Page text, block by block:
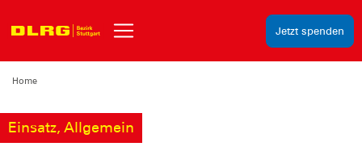
Jetzt spenden
Home
Einsatz, Allgemein